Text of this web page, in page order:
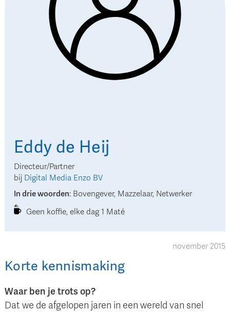
Eddy de Heij
Directeur/Partner
bij Digital Media Enzo BV
In drie woorden: Bovengever, Mazzelaar, Netwerker
Geen koffie, elke dag 1 Maté
november 2015
Korte kennismaking
Waar ben je trots op?
Dat we de afgelopen jaren in een wereld van snel